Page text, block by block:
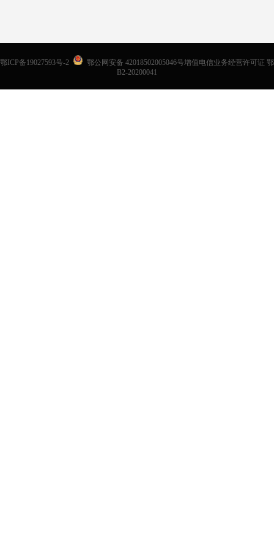
鄂ICP备19027593号-2
鄂公网安备 42018502005046号增值电信业务经营许可证 鄂
B2-20200041